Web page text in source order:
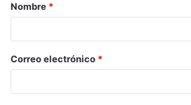
Nombre *
Correo electrónico *